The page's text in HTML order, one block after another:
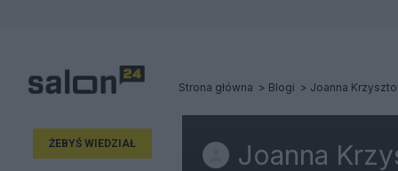
Strona główna Blogi Joanna
ŻEBYŚ WIEDZIAŁ Joanna